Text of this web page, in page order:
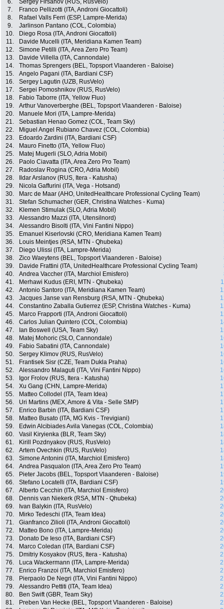
6. Sergey Firsanov (RUS, RusVelo)
7.
Franco Pellizotti (ITA, Androni Giocattoli)
8.
Rafael Valls Ferri (ESP, Lampre-Merida)
9.
Jarlinson Pantano (COL, Colombia)
10.
Diego Rosa (ITA, Androni Giocattoli)
11.
Davide Mucelli (ITA, Meridiana Kamen Team)
12.
Simone Petilli (ITA, Area Zero Pro Team)
13.
Davide Villella (ITA, Cannondale)
14.
Thomas Sprengers (BEL, Topsport Vlaanderen - Baloise)
15.
Angelo Pagani (ITA, Bardiani CSF)
16.
Sergey Lagutin (UZB, RusVelo)
17.
Sergei Pomoshnikov (RUS, RusVelo)
18.
Fabio Taborre (ITA, Yellow Fluo)
19.
Arthur Vanoverberghe (BEL, Topsport Vlaanderen - Baloise)
20.
Manuele Mori (ITA, Lampre-Merida)
21.
Sebastian Henao Gomez (COL, Team Sky)
22.
Miguel Angel Rubiano Chavez (COL, Colombia)
23.
Edoardo Zardini (ITA, Bardiani CSF)
24.
Mauro Finetto (ITA, Yellow Fluo)
25.
Matej Mugerli (SLO, Adria Mobil)
26.
Paolo Ciavatta (ITA, Area Zero Pro Team)
27.
Radoslav Rogina (CRO, Adria Mobil)
28.
Ildar Arslanov (RUS, Itera - Katusha)
29.
Nicola Gaffurini (ITA, Vega - Hotsand)
30.
Marc de Maar (AHO, UnitedHealthcare Professional Cycling Team)
31.
Stefan Schumacher (GER, Christina Watches - Kuma)
32.
Klemen Stimulak (SLO, Adria Mobil)
33.
Alessandro Mazzi (ITA, Utensilnord)
34.
Alessandro Bisolti (ITA, Vini Fantini Nippo)
35.
Emanuel Kiserlovski (CRO, Meridiana Kamen Team)
36.
Louis Meintjes (RSA, MTN - Qhubeka)
37.
Diego Ulissi (ITA, Lampre-Merida)
38.
Zico Waeytens (BEL, Topsport Vlaanderen - Baloise)
39.
Davide Frattini (ITA, UnitedHealthcare Professional Cycling Team)
40.
Andrea Vaccher (ITA, Marchiol Emisfero)
41.
Merhawi Kudus (ERI, MTN - Qhubeka)
42.
Antonio Santoro (ITA, Meridiana Kamen Team)
43.
Jacques Janse van Rensburg (RSA, MTN - Qhubeka)
44.
Constantino Zaballa Gutierrez (ESP, Christina Watches - Kuma)
45.
Marco Frapporti (ITA, Androni Giocattoli)
46.
Carlos Julian Quintero (COL, Colombia)
47.
Ian Boswell (USA, Team Sky)
48.
Matej Mohoric (SLO, Cannondale)
49.
Fabio Sabatini (ITA, Cannondale)
50.
Sergey Klimov (RUS, RusVelo)
51.
Frantisek Sisr (CZE, Team Dukla Praha)
52.
Alessandro Malaguti (ITA, Vini Fantini Nippo)
53.
Igor Frolov (RUS, Itera - Katusha)
54.
Xu Gang (CHN, Lampre-Merida)
55.
Matteo Collodel (ITA, Team Idea)
56.
Uri Martins (MEX, Amore & Vita - Selle SMP)
57.
Enrico Barbin (ITA, Bardiani CSF)
58.
Matteo Busato (ITA, MG Kvis - Trevigiani)
59.
Edwin Alcibiades Avila Vanegas (COL, Colombia)
60.
Vasil Kiryienka (BLR, Team Sky)
61.
Kirill Pozdnyakov (RUS, RusVelo)
62.
Artem Ovechkin (RUS, RusVelo)
63.
Simone Antonini (ITA, Marchiol Emisfero)
64.
Andrea Pasqualon (ITA, Area Zero Pro Team)
65.
Pieter Jacobs (BEL, Topsport Vlaanderen - Baloise)
66.
Stefano Locatelli (ITA, Bardiani CSF)
67.
Alberto Cecchin (ITA, Marchiol Emisfero)
68.
Dennis van Niekerk (RSA, MTN - Qhubeka)
69.
Ivan Balykin (ITA, RusVelo)
70.
Mirko Tedeschi (ITA, Team Idea)
71.
Gianfranco Zilioli (ITA, Androni Giocattoli)
72.
Matteo Bono (ITA, Lampre-Merida)
73.
Donato De Ieso (ITA, Bardiani CSF)
74.
Marco Coledan (ITA, Bardiani CSF)
75.
Dmitriy Kosyakov (RUS, Itera - Katusha)
76.
Luca Wackermann (ITA, Lampre-Merida)
77.
Enrico Franzoi (ITA, Marchiol Emisfero)
78.
Pierpaolo De Negri (ITA, Vini Fantini Nippo)
79.
Alessandro Pettiti (ITA, Team Idea)
80.
Ben Swift (GBR, Team Sky)
81.
Preben Van Hecke (BEL, Topsport Vlaanderen - Baloise)